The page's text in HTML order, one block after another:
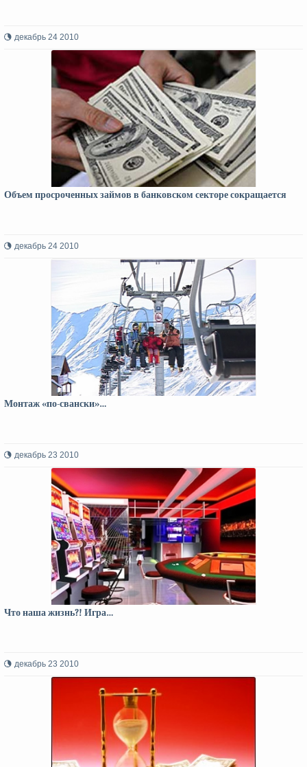
декабрь 24 2010
Объем просроченных займов в банковском секторе сокращается
декабрь 24 2010
Монтаж «по-свански»…
декабрь 23 2010
Что наша жизнь?! Игра…
декабрь 23 2010